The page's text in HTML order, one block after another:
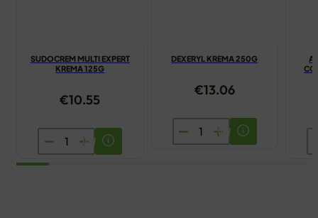
SUDOCREM MULTI EXPERT
KREMA 125G
€10.55
SUDOCREM
MULTI
DEXERYL KREMA 250G
€13.06
DEXERYL
KREMA